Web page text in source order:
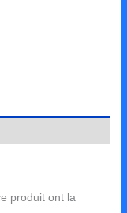
produit ont la